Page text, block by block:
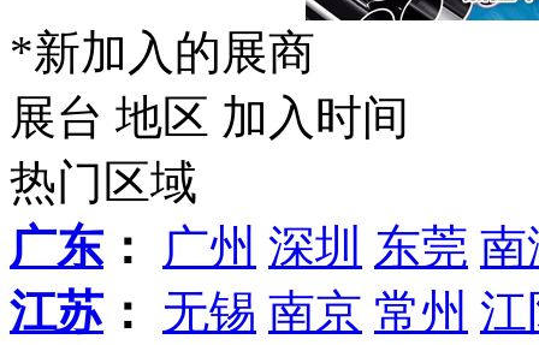
*新加入的展商
展台 地区 加入时间
热门区域
广东 ： 广州 深圳 东莞 南
江苏： 无锡 南京 常州 江